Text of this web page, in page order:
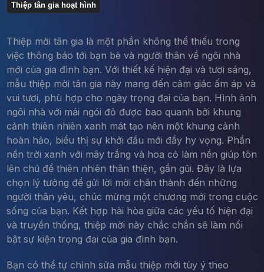
Thiệp tân gia hoạt hình
Thiệp mời tân gia là một phần không thể thiếu trong
việc thông báo tới bạn bè và người thân về ngôi nhà
mới của gia đình bạn. Với thiết kế hiện đại và tươi sáng,
mẫu thiệp mời tân gia này mang đến cảm giác ấm áp và
vui tươi, phù hợp cho ngày trọng đại của bạn. Hình ảnh
ngôi nhà với mái ngói đỏ được bao quanh bởi khung
cảnh thiên nhiên xanh mát tạo nên một khung cảnh
hoàn hảo, biểu thị sự khởi đầu mới đầy hy vọng. Phần
nền trời xanh với mây trắng và hoa cỏ làm nền giúp tôn
lên chủ đề thiên nhiên thân thiện, gần gũi. Đây là lựa
chọn lý tưởng để gửi lời mời chân thành đến những
người thân yêu, chúc mừng một chương mới trong cuộc
sống của bạn. Kết hợp hài hòa giữa các yếu tố hiện đại
và truyền thống, thiệp mời này chắc chắn sẽ làm nổi
bật sự kiện trọng đại của gia đình bạn.
Bạn có thể tự chỉnh sửa mẫu thiệp mời tùy ý theo